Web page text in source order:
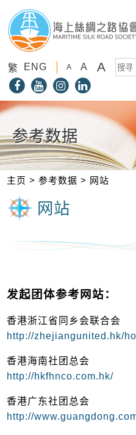
繁 ENG A A A
参考数据
主页 >参考数据 > 网站
网站
发起团体参考网站：
香港浙江省同乡会联合会
http://zhejiangunited.hk/
香港海南社团总会
http://hkfhnco.com.hk/
香港广东社团总会
http://